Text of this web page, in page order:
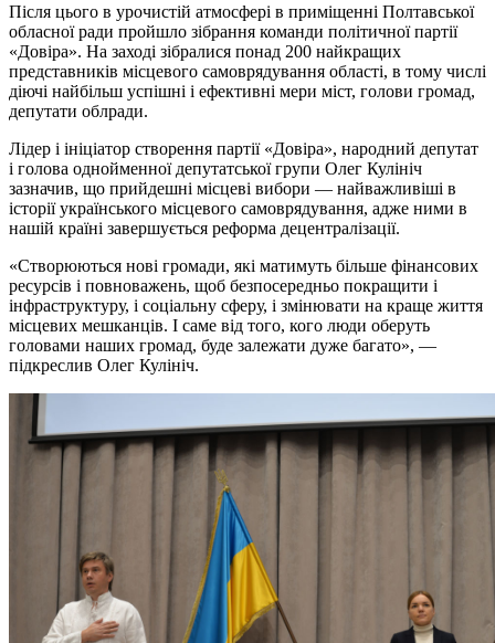
Після цього в урочистій атмосфері в приміщенні Полтавської
обласної ради пройшло зібрання команди політичної партії
«Довіра». На заході зібралися понад 200 найкращих
представників місцевого самоврядування області, в тому числі
діючі найбільш успішні і ефективні мери міст, голови громад,
депутати облради.
Лідер і ініціатор створення партії «Довіра», народний депутат
і голова однойменної депутатської групи Олег Кулініч
зазначив, що прийдешні місцеві вибори — найважливіші в
історії українського місцевого самоврядування, адже ними в
нашій країні завершується реформа децентралізації.
«Створюються нові громади, які матимуть більше фінансових
ресурсів і повноважень, щоб безпосередньо покращити і
інфраструктуру, і соціальну сферу, і змінювати на краще життя
місцевих мешканців. І саме від того, кого люди оберуть
головами наших громад, буде залежати дуже багато», —
підкреслив Олег Кулініч.